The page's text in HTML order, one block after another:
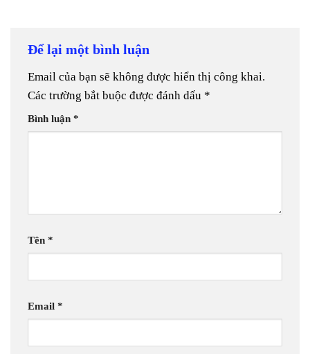
Để lại một bình luận
Email của bạn sẽ không được hiển thị công khai.
Các trường bắt buộc được đánh dấu *
Bình luận *
Tên *
Email *